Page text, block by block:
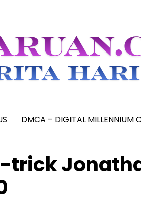
DMCA – DIGITAL MILLENNIUM
trick